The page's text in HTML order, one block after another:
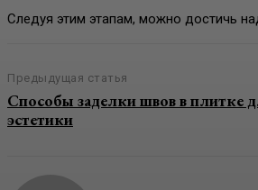
Следуя этим этапам, можно достичь
Предыдущая статья
Способы заделки швов в плитке
эстетики